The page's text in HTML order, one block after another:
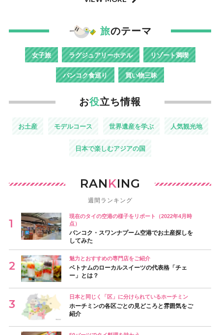
旅のテーマ
女子旅 ラグジュアリーホテル リゾート満喫
バンコク食巡り 買い物三昧
お役立ち情報
お土産 モデルコース 世界遺産を学ぶ 人気観光地
日本で楽しむアジアの国
RANKING
週間ランキング
現在のタイの空港の様子をリポート（2022年4月時
点）
バンコク・スワンナプーム空港でお土産探しを
してみた
魅力とおすすめの専門店をご紹介
ベトナムのローカルスイーツの代表格「チェ
ー」とは？
日本と同じく「区」に分けられているホーチミン
ホーチミンの各区ごとの見どころと雰囲気をご
紹介